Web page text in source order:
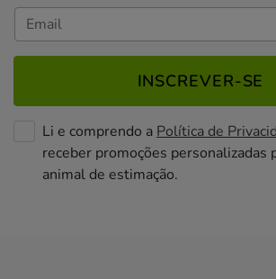
INSCREVER-SE
Li e comprendo a Política de
receber promoções personalizadas
animal de estimação.